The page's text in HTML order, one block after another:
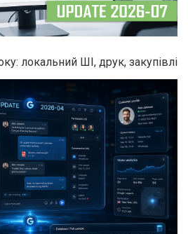
локальний ШІ, друк, закупівлі